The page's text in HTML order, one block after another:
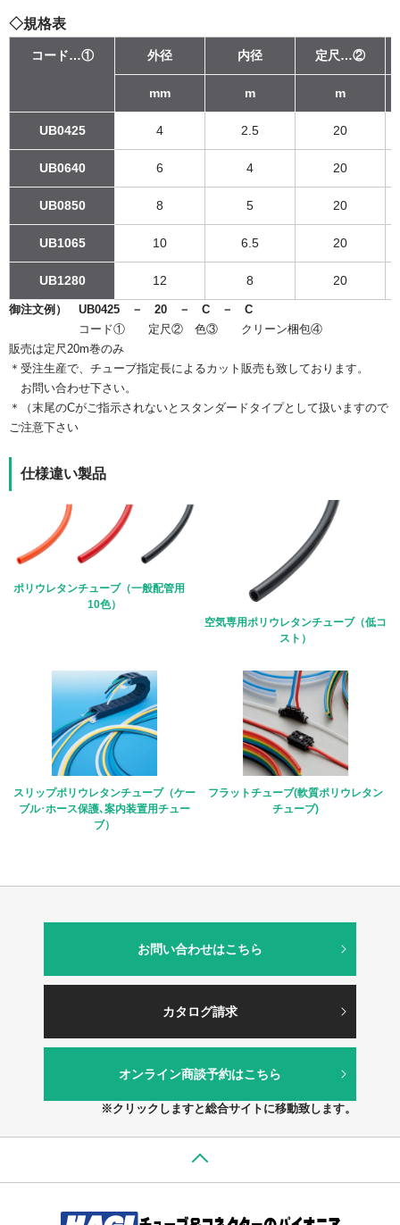
◇規格表
コード…① 外径 内径 定尺…②
mm m m
UB0425 4 2.5 20
UB0640 6 4 20
UB0850 8 5 20
UB1065 10 6.5 20
UB1280 12 8 20
御注文例） UB0425 － 20 － C － C
コード① 定尺② 色③ クリーン梱包④
販売は定尺20m巻のみ
＊受注生産で、チューブ指定長によるカット販売も致しております。
お問い合わせ下さい。
＊（末尾のCがご指示されないとスタンダードタイプとして扱いますので
ご注意下さい
仕様違い製品
ポリウレタンチューブ（一般配管用
10色）
空気専用ポリウレタンチューブ（低コ
スト）
スリップポリウレタンチューブ（ケー
ブル･ホース保護､案内装置用チュー
ブ）
フラットチューブ(軟質ポリウレタン
チューブ)
お問い合わせはこちら
カタログ請求
オンライン商談予約はこちら
※クリックしますと総合サイトに移動致します。